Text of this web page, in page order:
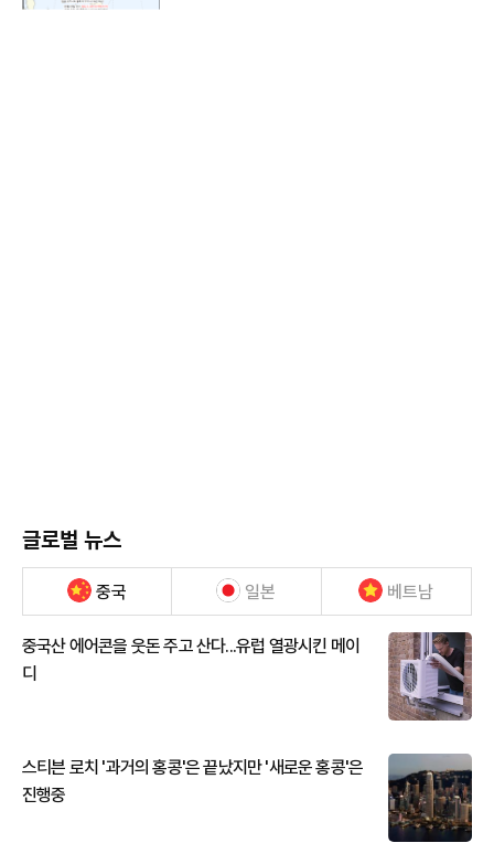
글로벌 뉴스
중국 일본 베트남
중국산 에어콘을 웃돈 주고 산다...유럽 열광시킨 메이
디
스티븐 로치 '과거의 홍콩'은 끝났지만 '새로운 홍콩'은
진행중